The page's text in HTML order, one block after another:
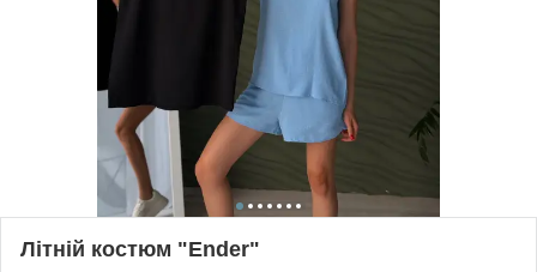
Літній костюм "Ender"